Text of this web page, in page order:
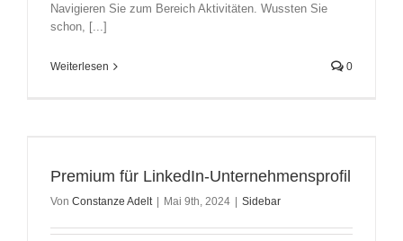
Navigieren Sie zum Bereich Aktivitäten. Wussten Sie
schon, [...]
Weiterlesen 0
Premium für LinkedIn-Unternehmensprofil
Von Constanze Adelt | Mai 9th, 2024 | Sidebar